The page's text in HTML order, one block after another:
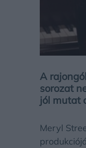
A
sorozat
jól mutat
Meryl